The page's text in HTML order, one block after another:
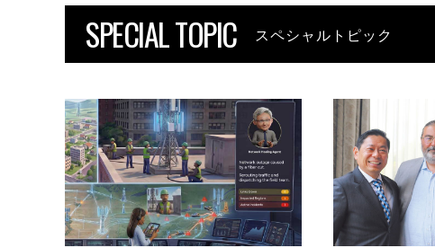
SPECIAL TOPIC スペシャルトピック